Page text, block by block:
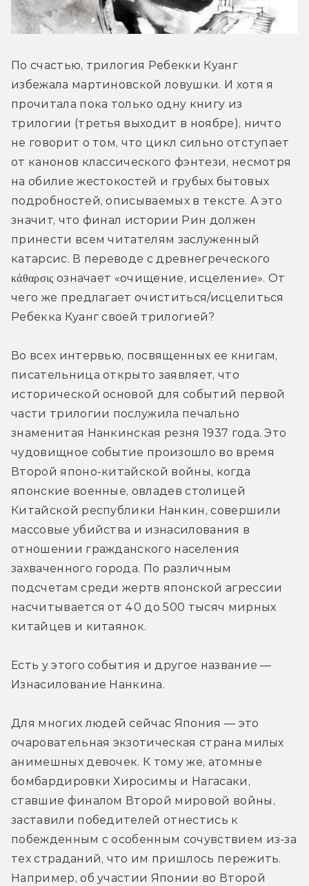
По счастью, трилогия Ребекки Куанг
избежала мартиновской ловушки. И хотя я
прочитала пока только одну книгу из
трилогии (третья выходит в ноябре), ничто
не говорит о том, что цикл сильно отступает
от канонов классического фэнтези, несмотря
на обилие жестокостей и грубых бытовых
подробностей, описываемых в тексте. А это
значит, что финал истории Рин должен
принести всем читателям заслуженный
катарсис. В переводе с древнегреческого
κάθαρσις означает «очищение, исцеление». От
чего же предлагает очиститься/исцелиться
Ребекка Куанг своей трилогией?
Во всех интервью, посвященных ее книгам,
писательница открыто заявляет, что
исторической основой для событий первой
части трилогии послужила печально
знаменитая Нанкинская резня 1937 года. Это
чудовищное событие произошло во время
Второй японо-китайской войны, когда
японские военные, овладев столицей
Китайской республики Нанкин, совершили
массовые убийства и изнасилования в
отношении гражданского населения
захваченного города. По различным
подсчетам среди жертв японской агрессии
насчитывается от 40 до 500 тысяч мирных
китайцев и китаянок.
Есть у этого события и другое название —
Изнасилование Нанкина.
Для многих людей сейчас Япония — это
очаровательная экзотическая страна милых
анимешных девочек. К тому же, атомные
бомбардировки Хиросимы и Нагасаки,
ставшие финалом Второй мировой войны,
заставили победителей отнестись к
побежденным с особенным сочувствием из-за
тех страданий, что им пришлось пережить.
Например, об участии Японии во Второй